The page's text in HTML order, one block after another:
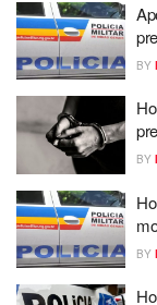
BY
BY
BY